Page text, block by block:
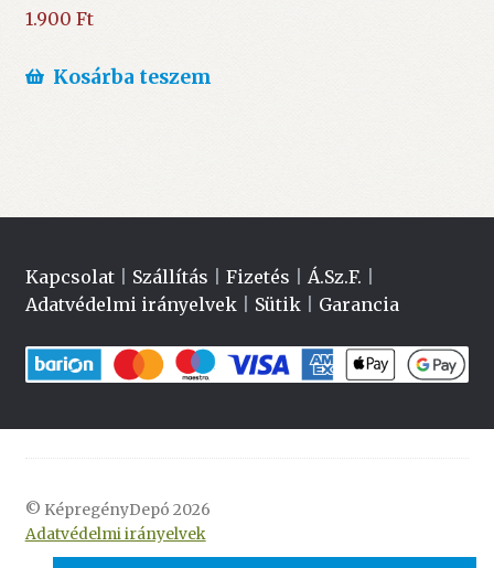
1.900 Ft
Kosárba teszem
Kapcsolat| Szállítás Fizetés Á.Sz.F.
Adatvédelmi irányelvek| Sütik| Garancia
© KépregényDepó 2026
Adatvédelmi irányelvek